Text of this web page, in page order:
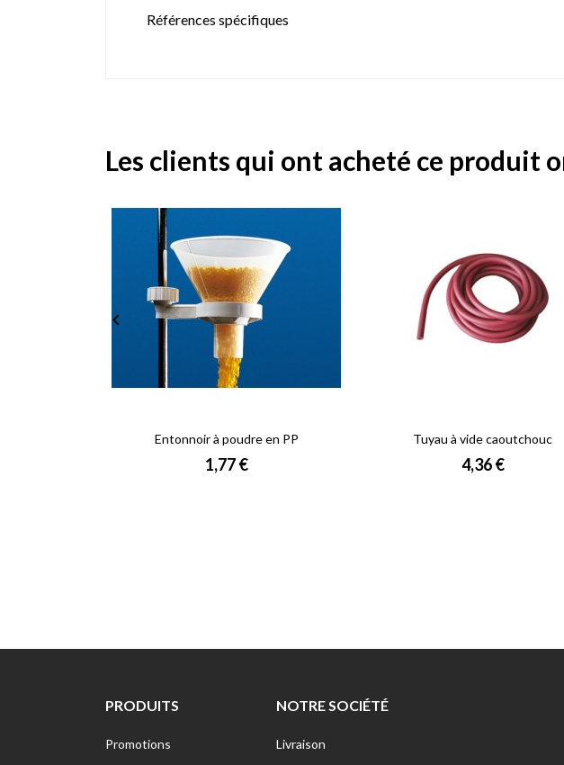
Références spécifiques
Les clients qui ont acheté ce produit
Entonnoir à poudre en PP
Prix
1,77 €
Tuyau à vide caoutchouc
Prix
4,36 €

PRODUITS
Promotions
NOTRE SOCIÉTÉ
Livraison